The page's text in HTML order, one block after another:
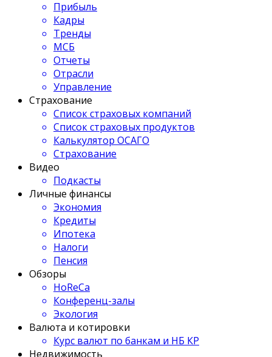
Прибыль
Кадры
Тренды
МСБ
Отчеты
Отрасли
Управление
Страхование
Список страховых компаний
Список страховых продуктов
Калькулятор ОСАГО
Страхование
Видео
Подкасты
Личные финансы
Экономия
Кредиты
Ипотека
Налоги
Пенсия
Обзоры
HoReCa
Конференц-залы
Экология
Валюта и котировки
Курс валют по банкам и НБ КР
Недвижимость